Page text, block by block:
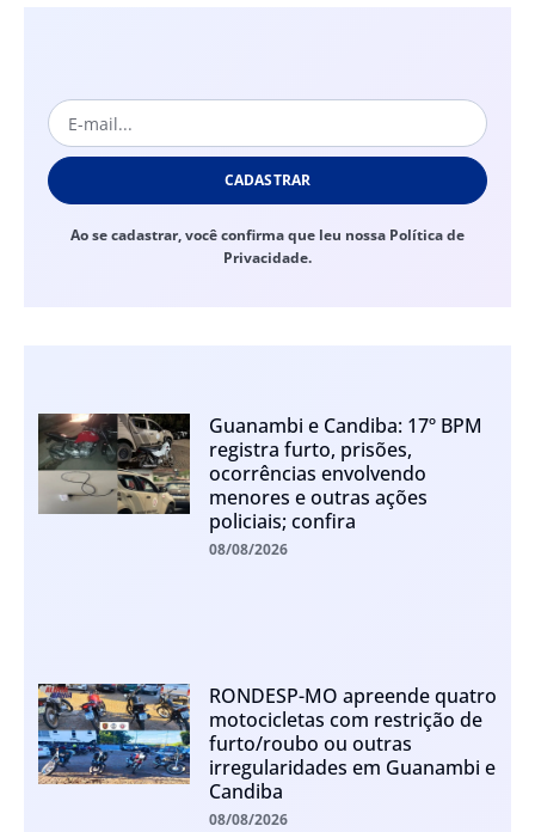
CADASTRAR
Ao se cadastrar, você confirma que leu nossa Política de
Privacidade.
Guanambi e Candiba: 17º BPM
registra furto, prisões,
ocorrências envolvendo
menores e outras ações
policiais; confira
08/08/2026
RONDESP-MO apreende quatro
motocicletas com restrição de
furto/roubo ou outras
irregularidades em Guanambi e
Candiba
08/08/2026